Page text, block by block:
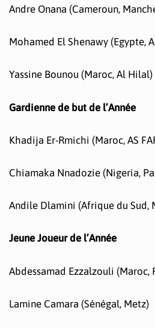
Andre Onana (Cameroun,
Mohamed El Shenawy (Egypte,
Yassine Bounou (Maroc, Al Hilal)
Gardienne de but de l’Année
Khadija Er-Rmichi (Maroc, AS
Chiamaka Nnadozie (Nigeria,
Andile Dlamini (Afrique du Sud,
Jeune Joueur de l’Année
Abdessamad Ezzalzouli (Maroc,
Lamine Camara (Sénégal, Metz)